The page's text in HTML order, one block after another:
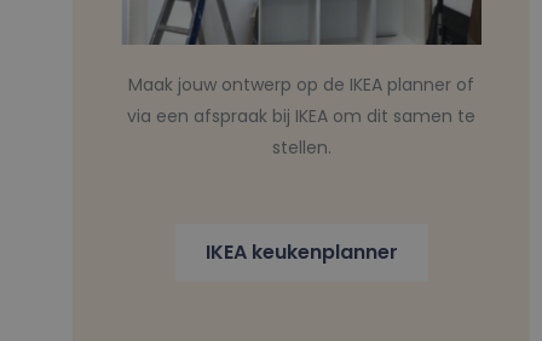
Maak jouw ontwerp op de IKEA planner of
via een afspraak bij IKEA om dit samen te
stellen.
IKEA keukenplanner